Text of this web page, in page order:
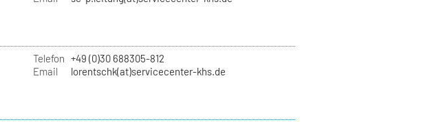
Telefon +49 (0)30 688305-812
Email
lorentschk(at)servicecenter-khs.de